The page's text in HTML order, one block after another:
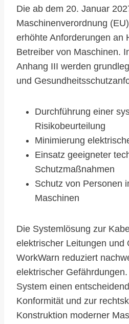
Die ab dem 20. Januar
Maschinenverordnung
erhöhte Anforderungen an
Betreiber von Maschinen.
Anhang III werden
und
Durchführung einer
Risikobeurteilung
Minimierung
Einsatz geeigneter
Schutzmaßnahmen
Schutz von Personen
Maschinen
Die Systemlösung zur
elektrischer Leitungen und
WorkWarn reduziert
elektrischer
System einen
Konformität und zur
Konstruktion moderner